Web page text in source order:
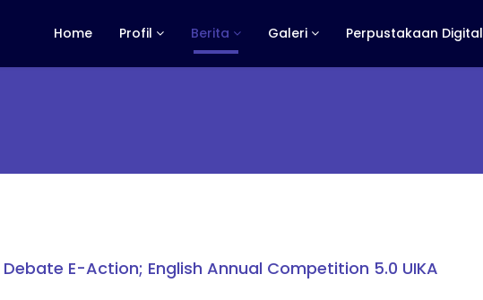
Home Profil Berita Galeri Perpustakaan Digital
E-Action; English Annual Competition 5.0 UIKA